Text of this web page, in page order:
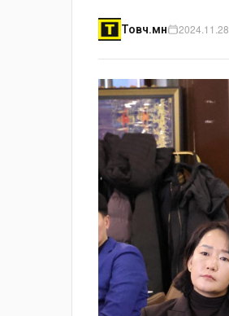
Товч.мн 2024.11.28